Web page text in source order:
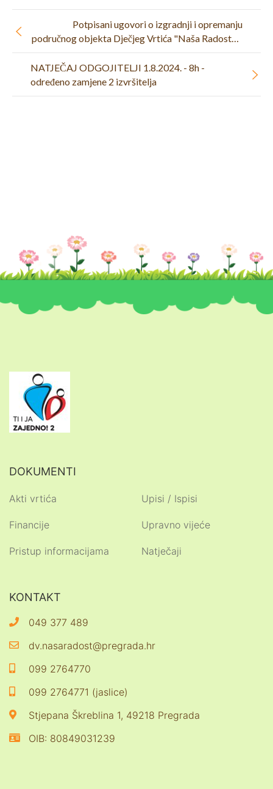
NATJEČAJ ODGOJITELJI 1.8.2024. - 8h -
određeno zamjene 2 izvršitelja
Potpisani ugovori o izgradnji i opremanju
područnog objekta Dječjeg Vrtića "Naša Radost" u
Pregradi
DOKUMENTI
Akti vrtića
Financije
Pristup informacijama
Upisi / Ispisi
Upravno vijeće
Natječaji
KONTAKT
049 377 489
dv.nasaradost@pregrada.hr
099 2764770
099 2764771 (jaslice)
Stjepana Škreblina 1, 49218 Pregrada
OIB: 80849031239